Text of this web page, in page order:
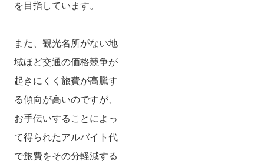
を目指しています。
また、観光名所がない地
域ほど交通の価格競争が
起きにくく旅費が高騰す
る傾向が高いのですが、
お手伝いすることによっ
て得られたアルバイト代
で旅費をその分軽減する